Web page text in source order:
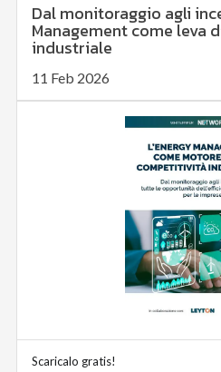
Dal monitoraggio agli
Management come leva
industriale
11 Feb 2026
Scaricalo gratis!